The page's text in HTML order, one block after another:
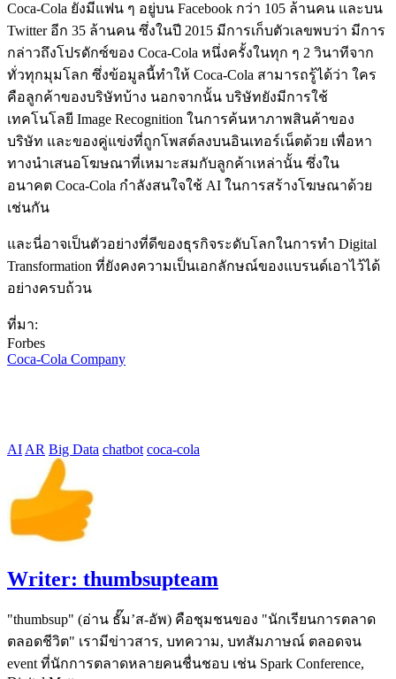
Coca-Cola ยังมีแฟน ๆ อยู่บน Facebook กว่า 105 ล้านคน และบน
Twitter อีก 35 ล้านคน ซึ่งในปี 2015 มีการเก็บตัวเลขพบว่า มีการ
กล่าวถึงโปรดักซ์ของ Coca-Cola หนึ่งครั้งในทุก ๆ 2 วินาทีจาก
ทั่วทุกมุมโลก ซึ่งข้อมูลนี้ทำให้ Coca-Cola สามารถรู้ได้ว่า ใคร
คือลูกค้าของบริษัทบ้าง นอกจากนั้น บริษัทยังมีการใช้
เทคโนโลยี Image Recognition ในการค้นหาภาพสินค้าของ
บริษัท และของคู่แข่งที่ถูกโพสต์ลงบนอินเทอร์เน็ตด้วย เพื่อหา
ทางนำเสนอโฆษณาที่เหมาะสมกับลูกค้าเหล่านั้น ซึ่งใน
อนาคต Coca-Cola กำลังสนใจใช้ AI ในการสร้างโฆษณาด้วย
เช่นกัน
และนี่อาจเป็นตัวอย่างที่ดีของธุรกิจระดับโลกในการทำ Digital
Transformation ที่ยังคงความเป็นเอกลักษณ์ของแบรนด์เอาไว้ได้
อย่างครบถ้วน
ที่มา:
Forbes
Coca-Cola Company
AI AR Big Data chatbot coca-cola
Writer: thumbsupteam
"thumbsup" (อ่าน ธั๊ม’ส-อัพ) คือชุมชนของ "นักเรียนการตลาด
ตลอดชีวิต" เรามีข่าวสาร, บทความ, บทสัมภาษณ์ ตลอดจน
event ที่นักการตลาดหลายคนชื่นชอบ เช่น Spark Conference,